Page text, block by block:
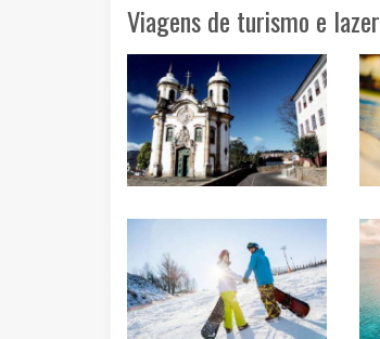
Viagens de turismo e lazer